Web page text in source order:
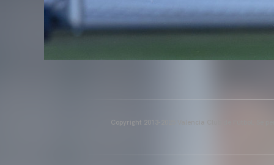
Copyright 2013-2025 Valencia Club de Fútbol. Se